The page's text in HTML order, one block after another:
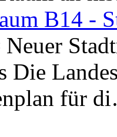
B14 -
Neuer
Die
für